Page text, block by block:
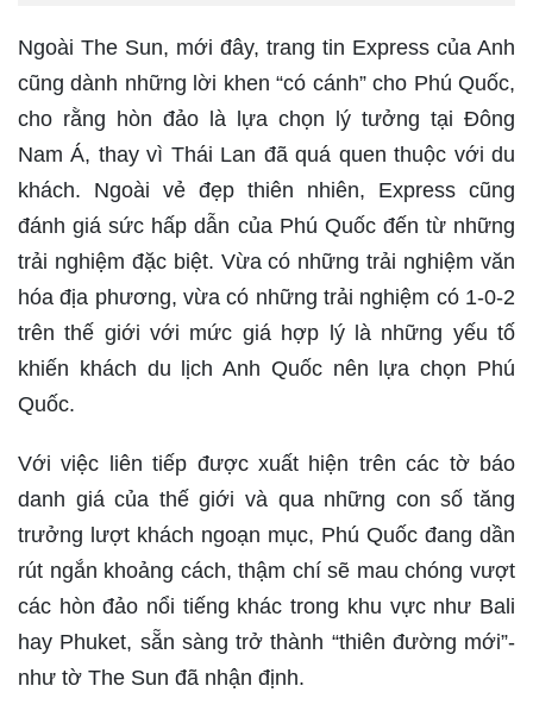
Ngoài The Sun, mới đây, trang tin Express của Anh
cũng dành những lời khen “có cánh” cho Phú Quốc,
cho rằng hòn đảo là lựa chọn lý tưởng tại Đông
Nam Á, thay vì Thái Lan đã quá quen thuộc với du
khách. Ngoài vẻ đẹp thiên nhiên, Express cũng
đánh giá sức hấp dẫn của Phú Quốc đến từ những
trải nghiệm đặc biệt. Vừa có những trải nghiệm văn
hóa địa phương, vừa có những trải nghiệm có 1-0-2
trên thế giới với mức giá hợp lý là những yếu tố
khiến khách du lịch Anh Quốc nên lựa chọn Phú
Quốc.
Với việc liên tiếp được xuất hiện trên các tờ báo
danh giá của thế giới và qua những con số tăng
trưởng lượt khách ngoạn mục, Phú Quốc đang dần
rút ngắn khoảng cách, thậm chí sẽ mau chóng vượt
các hòn đảo nổi tiếng khác trong khu vực như Bali
hay Phuket, sẵn sàng trở thành “thiên đường mới”-
như tờ The Sun đã nhận định.